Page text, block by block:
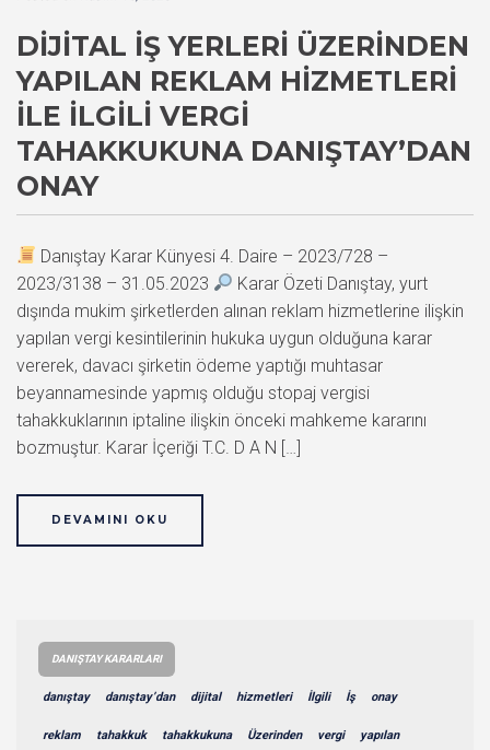
DIJITAL İŞ YERLERI ÜZERINDEN
YAPILAN REKLAM HIZMETLERI
ILE İLGILI VERGI
TAHAKKUKUNA DANIŞTAY’DAN
ONAY
Danıştay Karar Künyesi 4. Daire – 2023/728 –
2023/3138 – 31.05.2023
Karar Özeti Danıştay, yurt
dışında mukim şirketlerden alınan reklam hizmetlerine ilişkin
yapılan vergi kesintilerinin hukuka uygun olduğuna karar
vererek, davacı şirketin ödeme yaptığı muhtasar
beyannamesinde yapmış olduğu stopaj vergisi
tahakkuklarının iptaline ilişkin önceki mahkeme kararını
bozmuştur. Karar İçeriği T.C. D A N […]
DEVAMINI OKU
DANIŞTAY KARARLARI
danıştay danıştay’dan dijital hizmetleri İlgili İş onay
reklam tahakkuk tahakkukuna Üzerinden vergi yapılan